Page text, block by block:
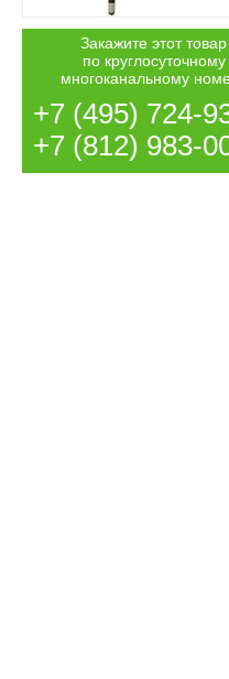
Закажите этот товар
по круглосуточному
многоканальному
+7 (495) 724-
+7 (812) 983-